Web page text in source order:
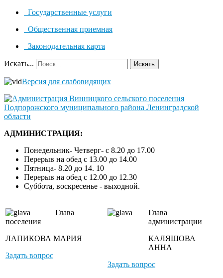
Государственные услуги
Общественная приемная
Законодательная карта
Искать... Искать
Версия для слабовидящих
АДМИНИСТРАЦИЯ:
Понедельник- Четверг- с 8.20 до 17.00
Перерыв на обед с 13.00 до 14.00
Пятница- 8.20 до 14. 10
Перерыв на обед с 12.00 до 12.30
Суббота, воскресенье - выходной.
Глава
поселения
ЛАПИКОВА МАРИЯ
Задать вопрос
Глава
администрации
КАЛЯШОВА
АННА
Задать вопрос